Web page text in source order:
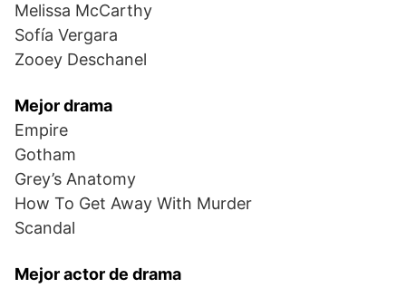
Melissa McCarthy
Sofía Vergara
Zooey Deschanel
Mejor drama
Empire
Gotham
Grey’s Anatomy
How To Get Away With Murder
Scandal
Mejor actor de drama